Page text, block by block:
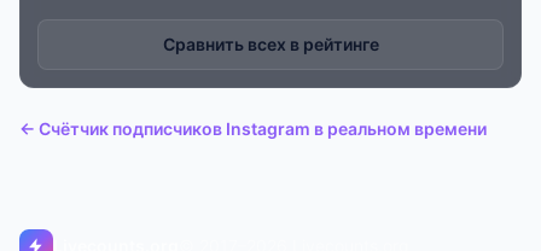
Сравнить всех в рейтинге
← Счётчик подписчиков Instagram в реальном времени